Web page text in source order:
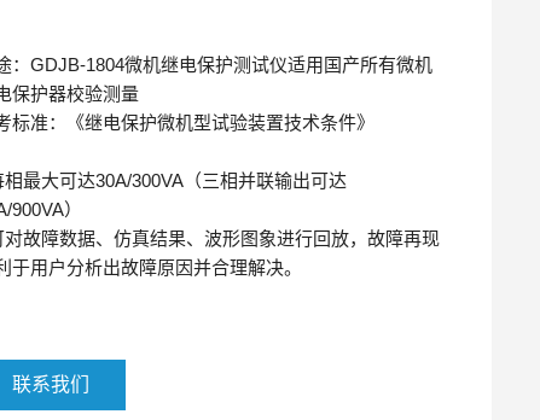
：GDJB-1804微机继电保护测试仪适用国产所有微机
保护器校验测量
标准：《继电保护微机型试验装置技术条件》
相最大可达30A/300VA（三相并联输出可达
900VA）
对故障数据、仿真结果、波形图象进行回放，故障再现
于用户分析出故障原因并合理解决。
联系我们